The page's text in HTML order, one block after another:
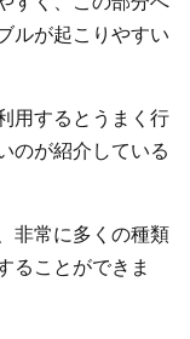
ルが起こりやすい
用するとうまく行
のが紹介している
非常に多くの種類
ることができま